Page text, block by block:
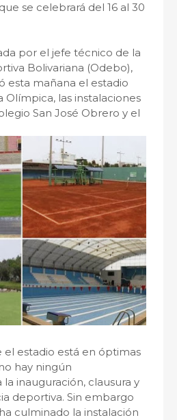
se celebrará del 16 al 30
por el jefe técnico de la
Bolivariana (Odebo),
esta mañana el estadio
Olímpica, las instalaciones
San José Obrero y el
el estadio está en óptimas
hay ningún
inauguración, clausura y
deportiva. Sin embargo
culminado la instalación